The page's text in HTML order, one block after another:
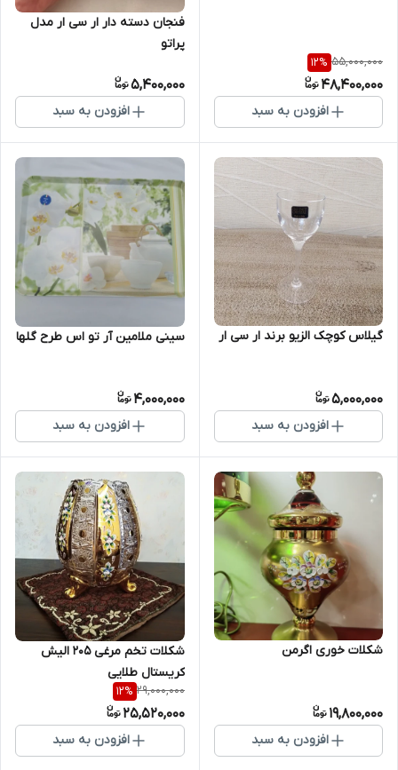
55,000,000
12%
48,400,000
افزودن به سبد
فنجان دسته دار ار سی ار مدل
پراتو
5,400,000
افزودن به سبد
گیلاس کوچک الزیو برند ار سی ار
5,000,000
افزودن به سبد
سینی ملامین آر تو اس طرح گلها
4,000,000
افزودن به سبد
شکلات خوری اگرمن
19,800,000
افزودن به سبد
شکلات تخم مرغی ۲۰۵ الیش
کریستال طلایی
29,000,000
12%
25,520,000
افزودن به سبد